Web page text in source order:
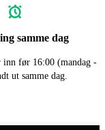
samme dag
før 16:00 (mandag -
ut samme dag.